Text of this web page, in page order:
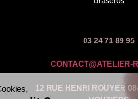
03 24 71 89 95
CONTACT@ATELIER-
12 RUE HENRI ROUYER